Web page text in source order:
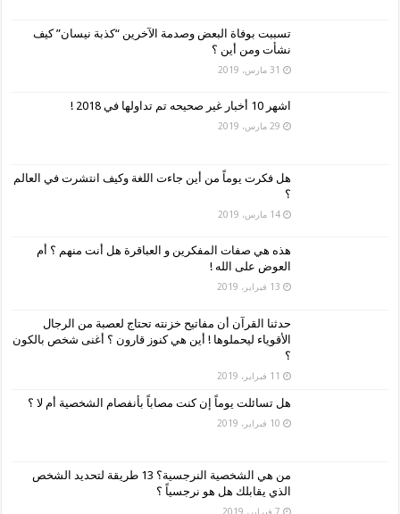
تسببت بوفاة البعض وصدمة الآخرين “كذبة نيسان” كيف
نشأت ومن أين ؟
31 مارس، 2019
اشهر 10 أخبار غير صحيحه تم تداولها في 2018 !
29 مارس، 2019
هل فكرت يوماً من أين جاءت اللغة وكيف انتشرت في العالم
؟
14 مارس، 2019
هذه هي صفات المفكرين و العباقرة هل أنت منهم ؟ أم
العوض على الله !
13 فبراير، 2019
حدثنا القرآن أن مفاتيح خزنته تحتاج لعصبة من الرجال
الأقوياء ليحملوها ! أين هي كنوز قارون ؟ أغنى شخص بالكون
؟
11 فبراير، 2019
هل تسائلت يوماً إن كنت مصاباً بأنفصام الشخصية أم لا ؟
10 فبراير، 2019
من هي الشخصية النرجسية؟ 13 طريقة لتحديد الشخص
الذي يقابلك هل هو نرجسياً ؟
7 فبراير، 2019